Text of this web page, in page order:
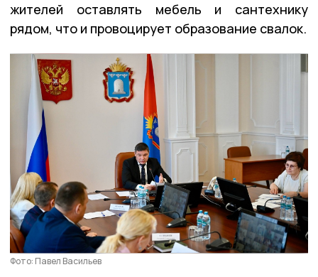
жителей оставлять мебель и сантехнику
рядом, что и провоцирует образование свалок.
Фото: Павел Васильев